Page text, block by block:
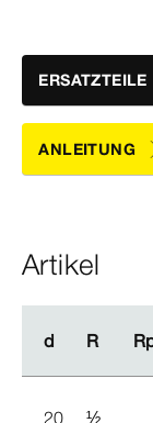
ERSATZTEILE
ANLEITUNG
Artikel
d R
d R
20 ½